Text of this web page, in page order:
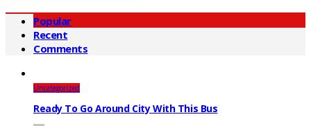
Popular
Recent
Comments
Uncategorized
Ready To Go Around City With This Bus